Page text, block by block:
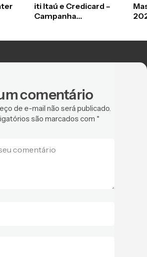
iti Itaú e Credicard –
Campanha
comentário
de e-mail não será publicado.
são marcados com *
comentário